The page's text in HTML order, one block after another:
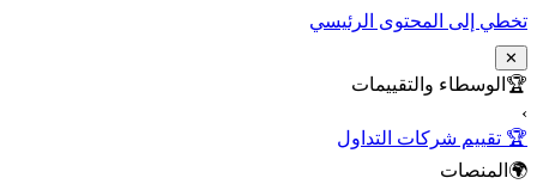
تخطي إلى المحتوى الرئيسي
✕
🏆 الوسطاء والتقييمات
›
🏆 تقييم شركات التداول
🌍 المنصات